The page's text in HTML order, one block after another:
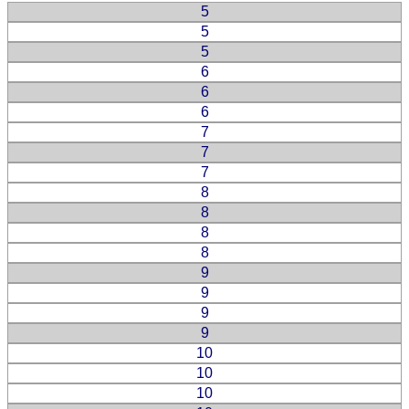
5
5
5
6
6
6
7
7
7
8
8
8
8
9
9
9
9
10
10
10